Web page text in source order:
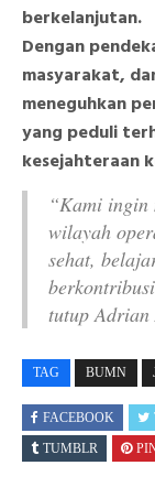
berkelanjutan.
Dengan
masyarakat,
meneguhkan
yang peduli
kesejahteraan
“Kami ingin
wilayah
sehat,
tutup Adrian
TAG BUMN
FACEBOOK
TUMBLR